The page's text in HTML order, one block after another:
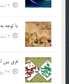
2 اسفند 96
با توجه
2 اسفند 96
فرق بين
29 بهمن 96